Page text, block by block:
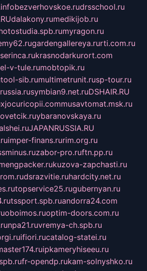
bezverhovskoe.rudrsschool.ru
dalakony.rumedikijob.ru
myragon.ru
gardengallereya.rurti.com.ru
krasnodarkurort.com
v-tule.rumobtopik.ru
tool-sib.rumultimetrunit.rusp-tour.ru
symbian9.net.ruDSHAIR.RU
xjocuricopii.commusavtomat.msk.ru
ybaranovskaya.ru
JAPANRUSSIA.RU
imper-finans.rurim.org.ru
zabor-pro.ruftn.pp.ru
kuzova-zapchasti.ru
dsrazvitie.ruhardcity.net.ru
topservice25.rugubernyan.ru
tssport.spb.ruandorra24.com
oboimos.ruoptim-doors.com.ru
npa21.ruvremya-ch.spb.ru
ifiori.rucatalog-statei.ru
ipkameryhiseeu.ru
fr-opendp.rukam-solnyshko.ru